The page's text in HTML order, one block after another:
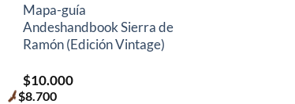
Mapa-guía
Andeshandbook Sierra de
Ramón (Edición Vintage)
$10.000
$8.700